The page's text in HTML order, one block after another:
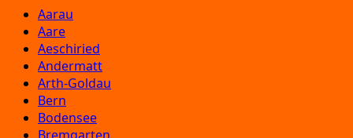
Aarau
Aare
Aeschiried
Andermatt
Arth-Goldau
Bern
Bodensee